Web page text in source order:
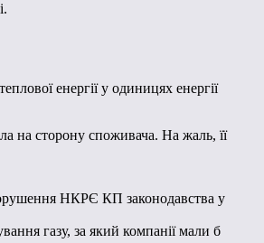
енергії у одиницях енергії
на сторону споживача. На жаль, її
НКРЄ КП законодавства у
газу, за який компанії мали б